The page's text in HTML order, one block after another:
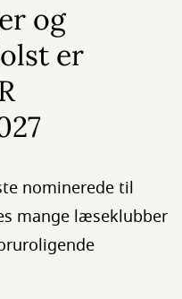
og
er
nominerede til
mange læseklubber